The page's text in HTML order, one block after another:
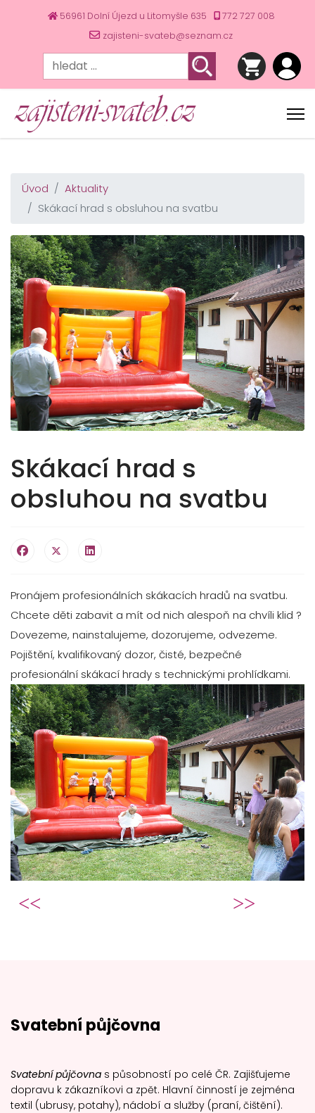
56961 Dolní Újezd u Litomyšle 635
772 727 008
zajisteni-svateb@seznam.cz
Úvod
Aktuality
Skákací hrad s obsluhou na svatbu
Skákací hrad s
obsluhou na svatbu
Pronájem profesionálních skákacích hradů na svatbu.
Chcete děti zabavit a mít od nich alespoň na chvíli klid ?
Dovezeme, nainstalujeme, dozorujeme, odvezeme.
Pojištění, kvalifikovaný dozor, čisté, bezpečné
profesionální skákací hrady s technickými prohlídkami.
Předchozí článek: Svatební krabičky
Další článek: Párty
Svatební půjčovna
Svatební půjčovna s působností po celé ČR. Zajišťujeme
dopravu k zákazníkovi a zpět. Hlavní činností je zejména
textil (ubrusy, potahy), nádobí a služby (praní, čištění).